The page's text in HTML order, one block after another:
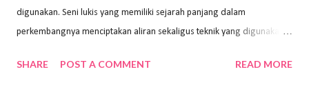
digunakan. Seni lukis yang memiliki sejarah panjang dalam
perkembangnya menciptakan aliran sekaligus teknik yang digunakan.
Wayan Kun Adnyana, teknik yang berbeda tentunya akan
SHARE POST A COMMENT READ MORE